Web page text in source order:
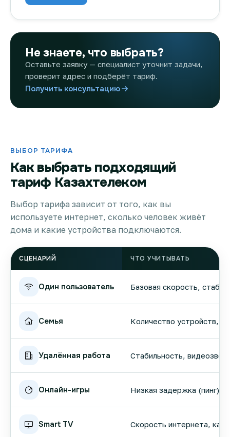
Не знаете, что выбрать?
Оставьте заявку — специалист уточнит задачи,
проверит адрес и подберёт тариф.
Получить консультацию
ВЫБОР ТАРИФА
Как выбрать подходящий
тариф Казахтелеком
Выбор тарифа зависит от того, как вы
используете интернет, сколько человек живёт
дома и какие устройства подключаются.
СЦЕНАРИЙ ЧТО УЧИТЫВАТЬ
Один пользователь Базовая скорость,
Семья Количество устройств,
Удалённая работа Стабильность,
Онлайн-игры Низкая задержка (пинг),
Smart TV Скорость интернета,